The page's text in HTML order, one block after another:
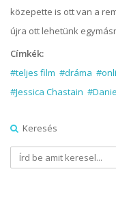
közepette is ott van a
újra ott lehetünk
Címkék:
#teljes film #dráma
#Jessica Chastain
Keresés